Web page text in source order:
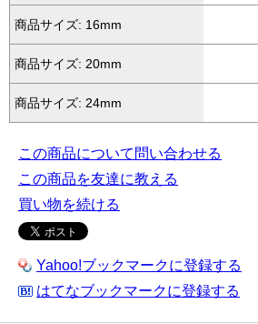
商品サイズ: 16mm
商品サイズ: 20mm
商品サイズ: 24mm
この商品について問い合わせる
この商品を友達に教える
買い物を続ける
Yahoo!ブックマークに登録する
はてなブックマークに登録する